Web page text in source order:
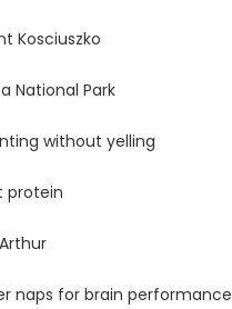
Kosciuszko
National Park
without yelling
protein
naps for brain performance